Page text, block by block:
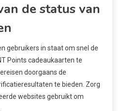
de status van
gebruikers in staat om snel de
Points cadeaukaarten te
doorgaans de
te bieden. Zorg
websites gebruikt om